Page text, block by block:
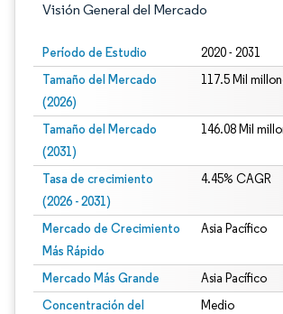
Visión General del Mercado
Período de Estudio 2020 - 2031
Tamaño del Mercado
(2026)
117.5 Mil
Tamaño del Mercado
(2031)
146.08 Mil
Tasa de crecimiento
(2026 - 2031)
4.45% CAGR
Mercado de Crecimiento
Más Rápido
Asia Pacífico
Mercado Más Grande Asia Pacífico
Concentración del
Medio